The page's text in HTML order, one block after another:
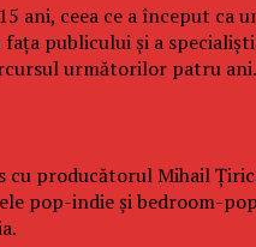
ani, ceea ce a început
publicului și a
următorilor patru ani.
producătorul Mihail
pop-indie și bedroom-